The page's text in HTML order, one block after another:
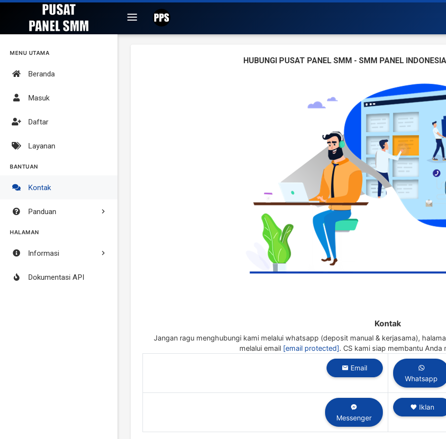
MENU UTAMA
Beranda
Masuk
Daftar
Layanan
BANTUAN
Kontak
Panduan
HALAMAN
Informasi
Dokumentasi API
HUBUNGI PUSAT PANEL SMM - SMM PANEL
Kontak
Jangan ragu menghubungi kami melalui whatsapp (deposit manual & kerjasama),
melalui email [email protected]. CS kami siap membantu
Email
Whatsapp
Messenger
Iklan